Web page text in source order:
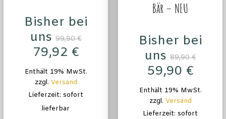
Bisher bei
uns 99,90€
79,92 €
Enthält 19% MwSt.
zzgl. Versand
Lieferzeit: sofort
lieferbar
Bär – NEU
Bisher bei
uns 89,90€
59,90 €
Enthält 19% MwSt.
zzgl. Versand
Lieferzeit: sofort